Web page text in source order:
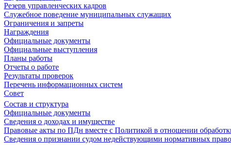
Резерв управленческих кадров
Служебное поведение муниципальных служащих
Ограничения и запреты
Награждения
Официальные документы
Официальные выступления
Планы работы
Отчеты о работе
Результаты проверок
Перечень информационных систем
Совет
Состав и структура
Официальные документы
Сведения о доходах и имуществе
Правовые акты по ПДн вместе с Политикой в отношении
Сведения о признании судом недействующими нормативных